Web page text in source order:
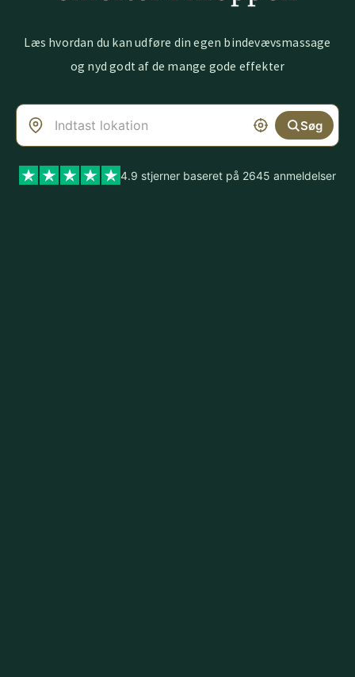
Læs hvordan du kan udføre din egen bindevævsmassage
og nyd godt af de mange gode effekter
Søg
4.9 stjerner baseret på 2645 anmeldelser